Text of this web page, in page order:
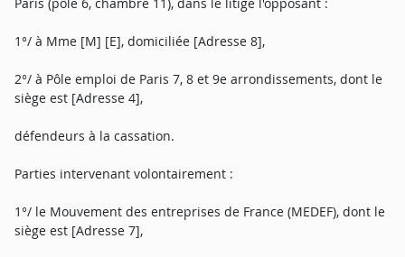
1°/ à Mme [M] [E], domiciliée [Adresse 8],
2°/ à Pôle emploi de Paris 7, 8 et 9e arrondissements, dont le
siège est [Adresse 4],
défendeurs à la cassation.
Parties intervenant volontairement :
1°/ le Mouvement des entreprises de France (MEDEF), dont le
siège est [Adresse 7],